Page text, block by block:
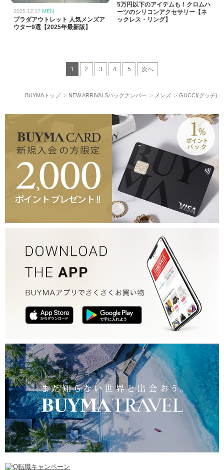
2025.12.17 MEN
プラダアウトレット 人気メンズア
ウター9選【2025年最新版】
5万円以下のアイテムも！クロムハ
ーツのシリコンアクセサリー【ネ
ックレス・リング】
1 2 3 4 5 次へ
BUYMAトップ NEW ARRIVALSバックナンバー メンズ GUCCI(グッチ)